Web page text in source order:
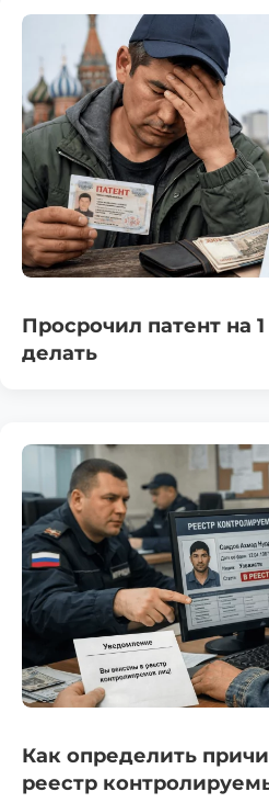
Просрочил патент на
делать
Как определить
реестр